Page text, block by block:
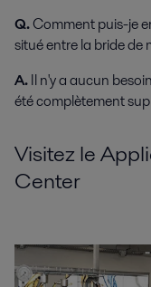
Q.Comment puis-je
situé entre la bride de
A.Il n'y a aucun
été complètement
Visitez le
Center